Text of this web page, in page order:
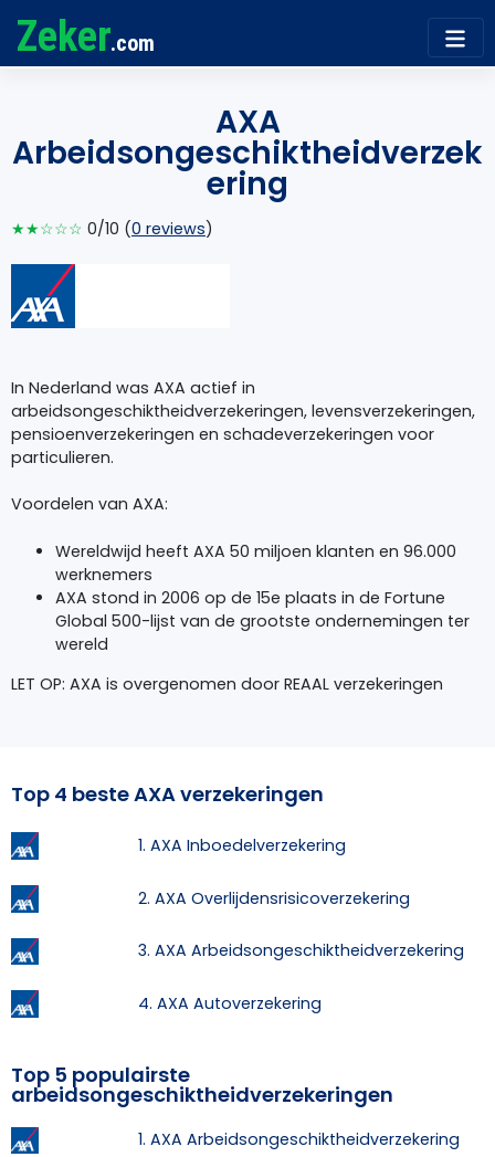
Zeker.com
AXA
Arbeidsongeschiktheidverzek
ering
★★☆☆☆ 0/10 (0 reviews)
In Nederland was AXA actief in
arbeidsongeschiktheidverzekeringen, levensverzekeringen,
pensioenverzekeringen en schadeverzekeringen voor
particulieren.
Voordelen van AXA:
Wereldwijd heeft AXA 50 miljoen klanten en 96.000
werknemers
AXA stond in 2006 op de 15e plaats in de Fortune
Global 500-lijst van de grootste ondernemingen ter
wereld
LET OP: AXA is overgenomen door REAAL verzekeringen
Top 4 beste AXA verzekeringen
1. AXA Inboedelverzekering
2. AXA Overlijdensrisicoverzekering
3. AXA Arbeidsongeschiktheidverzekering
4. AXA Autoverzekering
Top 5 populairste
arbeidsongeschiktheidverzekeringen
1. AXA Arbeidsongeschiktheidverzekering